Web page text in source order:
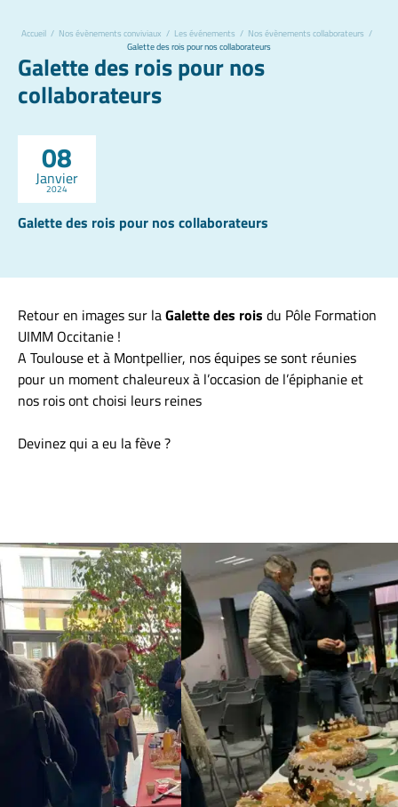
Accueil / Nos évènements conviviaux / Les événements / Nos évènements collaborateurs /
Galette des rois pour nos collaborateurs
Galette des rois pour nos
collaborateurs
08
Janvier
2024
Galette des rois pour nos collaborateurs
Retour en images sur laGalette des rois du Pôle Formation
UIMM Occitanie !
A Toulouse et à Montpellier, nos équipes se sont réunies
pour un moment chaleureux à l’occasion de l’épiphanie et
nos rois ont choisi leurs reines
Devinez qui a eu la fève ?